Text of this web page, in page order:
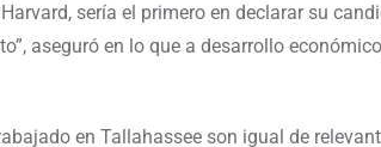
sería el primero en declarar su
aseguró en lo que a desarrollo
en Tallahassee son igual de